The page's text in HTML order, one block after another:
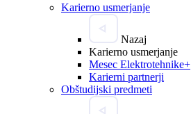
Karierno usmerjanje
Nazaj
Karierno usmerjanje
Mesec Elektrotehnike+
Karierni partnerji
Obštudijski predmeti